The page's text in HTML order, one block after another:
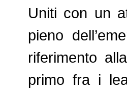
Uniti con un
pieno
riferimento
primo fra i